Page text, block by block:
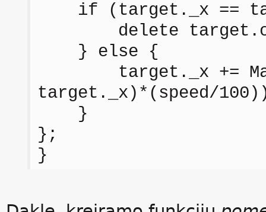
if (target._x ==
delete
} else {
target._x +=
target._x)*(speed/
}
};
}